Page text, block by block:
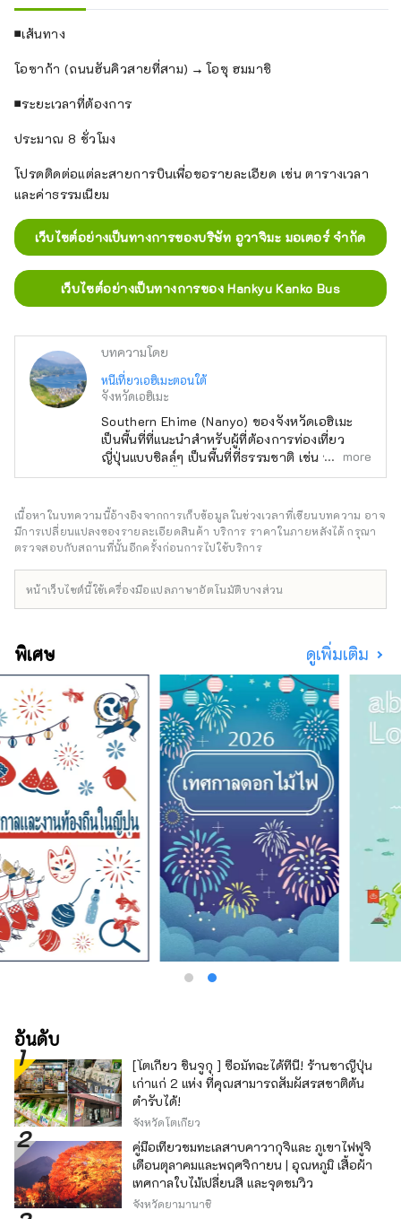
■เส้นทาง
โอซาก้า (ถนนฮันคิวสายที่สาม) → โอซุ ฮมมาชิ
■ระยะเวลาที่ต้องการ
ประมาณ 8 ชั่วโมง
โปรดติดต่อแต่ละสายการบินเพื่อขอรายละเอียด เช่น ตารางเวลา
และค่าธรรมเนียม
เว็บไซต์อย่างเป็นทางการของบริษัท อูวาจิมะ มอเตอร์ จำกัด
เว็บไซต์อย่างเป็นทางการของ Hankyu Kanko Bus
บทความโดย
หนีเที่ยวเอฮิเมะตอนใต้
จังหวัดเอฮิเมะ
Southern Ehime (Nanyo) ของจังหวัดเอฮิเมะ
เป็นพื้นที่ที่แนะนำสำหรับผู้ที่ต้องการท่องเที่ยว
ญี่ปุ่นแบบชิลล์ๆ เป็นพื้นที่ที่ธรรมชาติ เช่น ทะเล
ภูเขา และแม่น้ำ อยู่ร่วมกับทัศนียภาพเมืองเก่าและ
ต่างๆ มากมายที่ใช้ประโยชน์จากธรรมชาติ ทำให้
เหมาะสำหรับการเข้าพักระยะยาวหนึ่งสัปดาห์ขึ้น
ไป โปรดเพลิดเพลินไปกับการท่องเที่ยวอย่างผ่อน
more
เนื้อหาในบทความนี้อ้างอิงจากการเก็บข้อมูลในช่วงเวลาที่เขียนบทความ อาจ
มีการเปลี่ยนแปลงของรายละเอียดสินค้า บริการ ราคาในภายหลังได้ กรุณา
ตรวจสอบกับสถานที่นั้นอีกครั้งก่อนการไปใช้บริการ
หน้าเว็บไซต์นี้ใช้เครื่องมือแปลภาษาอัตโนมัติบางส่วน
พิเศษ ดูเพิ่มเติม
อันดับ
[โตเกียว ชินจูกุ ] ซื้อมัทฉะได้ที่นี่! ร้านชาญี่ปุ่น
เก่าแก่ 2 แห่ง ที่คุณสามารถสัมผัสรสชาติต้น
ตำรับได้!
จังหวัดโตเกียว
คู่มือเที่ยวชมทะเลสาบคาวากุจิและ ภูเขาไฟฟูจิ
เดือนตุลาคมและพฤศจิกายน | อุณหภูมิ เสื้อผ้า
เทศกาลใบไม้เปลี่ยนสี และจุดชมวิว
จังหวัดยามานาชิ